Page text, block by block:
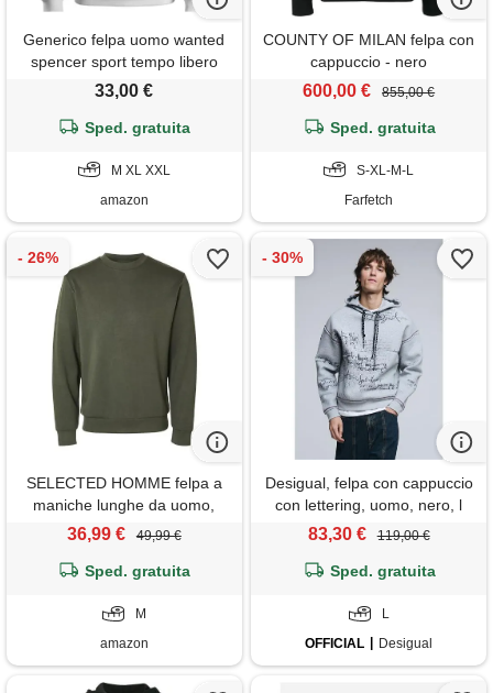
Generico felpa uomo wanted
spencer sport tempo libero
maglietta bud maglietta (it,
bianco)
33,00 €
Sped. gratuita
M XL XXL
amazon
COUNTY OF MILAN felpa con
cappuccio - nero
600,00 € 855,00 €
Sped. gratuita
S-XL-M-L
Farfetch
SELECTED HOMME felpa a
maniche lunghe da uomo,
notte foresta, m
36,99 € 49,99 €
Sped. gratuita
M
amazon
Desigual, felpa con cappuccio
con lettering, uomo, nero, l
83,30 € 119,00 €
Sped. gratuita
L
OFFICIAL
Desigual